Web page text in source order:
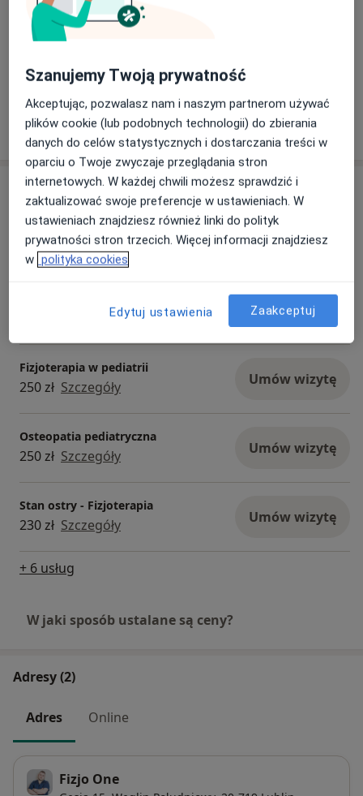
Usługi i ceny
Fizjoterapia
230 zł Szczegóły Umów wizytę
Szczegóły
Umów wizytę
Fizjoterapia w pediatrii
250 zł Szczegóły Umów wizytę
Osteopatia pediatryczna
250 zł Szczegóły Umów wizytę
Stan ostry - Fizjoterapia
230 zł Szczegóły Umów wizytę
+ 6 usług
W jaki sposób ustalane są ceny?
Adresy (2)
Adres Online
Fizjo One
Szanujemy Twoją prywatność
Akceptując, pozwalasz nam i naszym partnerom używać
plików cookie (lub podobnych technologii) do zbierania
danych do celów statystycznych i dostarczania treści w
oparciu o Twoje zwyczaje przeglądania stron
internetowych. W każdej chwili możesz sprawdzić i
zaktualizować swoje preferencje w ustawieniach. W
ustawieniach znajdziesz również linki do polityk
prywatności stron trzecich. Więcej informacji znajdziesz
w polityka cookies
Edytuj ustawienia Zaakceptuj